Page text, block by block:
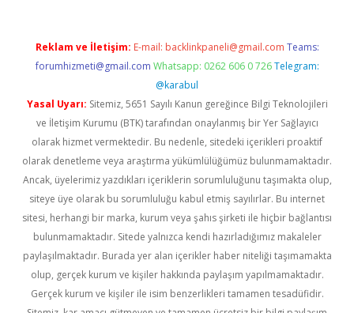
Reklam ve İletişim: E-mail: backlinkpaneli@gmail.com Teams:
forumhizmeti@gmail.com Whatsapp: 0262 606 0 726 Telegram:
@karabul
Yasal Uyarı: Sitemiz, 5651 Sayılı Kanun gereğince Bilgi Teknolojileri
ve İletişim Kurumu (BTK) tarafından onaylanmış bir Yer Sağlayıcı
olarak hizmet vermektedir. Bu nedenle, sitedeki içerikleri proaktif
olarak denetleme veya araştırma yükümlülüğümüz bulunmamaktadır.
Ancak, üyelerimiz yazdıkları içeriklerin sorumluluğunu taşımakta olup,
siteye üye olarak bu sorumluluğu kabul etmiş sayılırlar. Bu internet
sitesi, herhangi bir marka, kurum veya şahıs şirketi ile hiçbir bağlantısı
bulunmamaktadır. Sitede yalnızca kendi hazırladığımız makaleler
paylaşılmaktadır. Burada yer alan içerikler haber niteliği taşımamakta
olup, gerçek kurum ve kişiler hakkında paylaşım yapılmamaktadır.
Gerçek kurum ve kişiler ile isim benzerlikleri tamamen tesadüfidir.